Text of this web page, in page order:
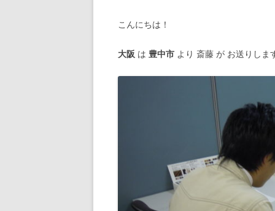
こんにちは！
大阪 は 豊中市 より 斎藤 が お送りしま